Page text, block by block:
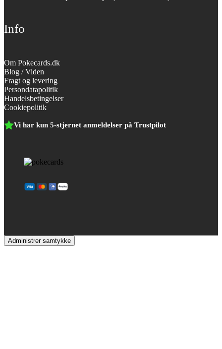
Info
Om Pokecards.dk
Blog / Viden
Fragt og levering
Persondatapolitik
Handelsbetingelser
Cookiepolitik
Vi har kun 5-stjernet anmeldelser på Trustpilot
Administrer samtykke